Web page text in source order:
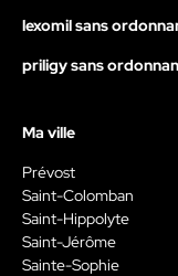
lexomil sans
priligy sans
Ma ville
Prévost
Saint-Colomban
Saint-Hippolyte
Saint-Jérôme
Sainte-Sophie